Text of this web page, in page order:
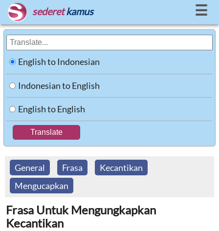
sederet kamus ☰
English to Indonesian
Indonesian to English
English to English
General Frasa
Kecantikan
Mengucapkan
Frasa Untuk Mengungkapkan
Kecantikan